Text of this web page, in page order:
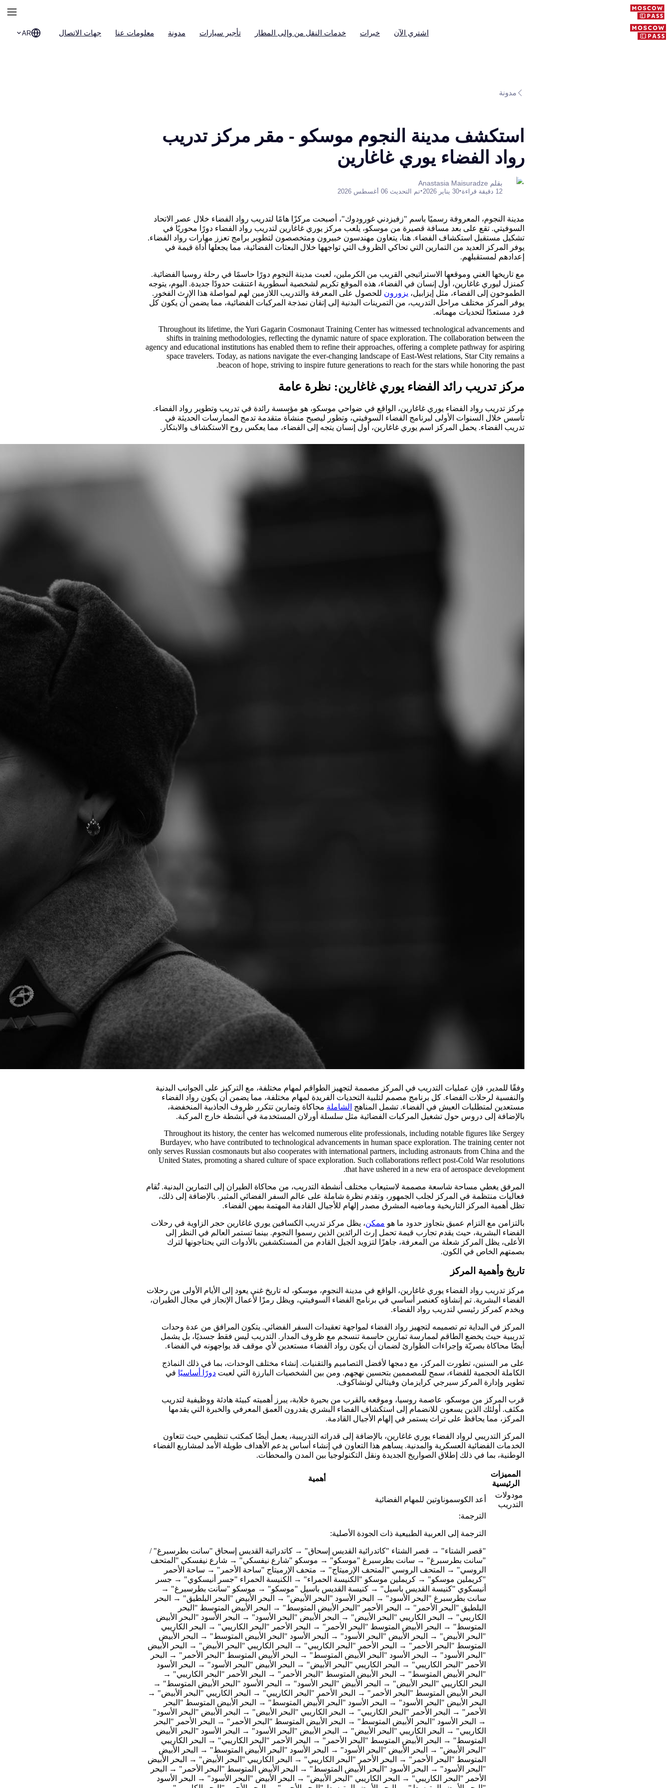
اشتري الآن خبرات خدمات النقل من وإلى المطار تأجير سيارات مدونة معلومات عنا جهات الاتصال AR
مدونة
استكشف مدينة النجوم موسكو - مقر مركز تدريب
رواد الفضاء يوري غاغارين
بقلم Anastasia Maisuradze
12 دقيقة قراءة •30 يناير 2026 •تم التحديث 06 أغسطس 2026
مدينة النجوم، المعروفة رسميًا باسم "زفيزدني غورودوك"، أصبحت مركزًا هامًا لتدريب رواد الفضاء خلال عصر الاتحاد
السوفيتي. تقع على بعد مسافة قصيرة من موسكو، يلعب مركز يوري غاغارين لتدريب رواد الفضاء دورًا محوريًا في
تشكيل مستقبل استكشاف الفضاء. هنا، يتعاون مهندسون خبيرون ومتخصصون لتطوير برامج تعزز مهارات رواد الفضاء.
يوفر المركز العديد من التمارين التي تحاكي الظروف التي تواجهها خلال البعثات الفضائية، مما يجعلها أداة قيمة في
إعدادهم لمستقبلهم.
مع تاريخها الغني وموقعها الاستراتيجي القريب من الكرملين، لعبت مدينة النجوم دورًا حاسمًا في رحلة روسيا الفضائية.
كمنزل ليوري غاغارين، أول إنسان في الفضاء، هذه الموقع تكريم لشخصية أسطورية اعتنقت حدودًا جديدة. اليوم، يتوجه
الطموحون إلى الفضاء، مثل إيزابيل، يزورون للحصول على المعرفة والتدريب اللازمين لهم لمواصلة هذا الإرث الفخور.
يوفر المركز مختلف مراحل التدريب، من التمرينات البدنية إلى إتقان نمذجة المركبات الفضائية، مما يضمن أن يكون كل
فرد مستعدًا لتحديات مهماته.
Throughout its lifetime, the Yuri Gagarin Cosmonaut Training Center has witnessed technological advancements and
shifts in training methodologies, reflecting the dynamic nature of space exploration. The collaboration between the
agency and educational institutions has enabled them to refine their approaches, offering a complete pathway for aspiring
space travelers. Today, as nations navigate the ever-changing landscape of East-West relations, Star City remains a
beacon of hope, striving to inspire future generations to reach for the stars while honoring the past.
مركز تدريب رائد الفضاء يوري غاغارين: نظرة عامة
مركز تدريب رواد الفضاء يوري غاغارين، الواقع في ضواحي موسكو، هو مؤسسة رائدة في تدريب وتطوير رواد الفضاء.
تأسس خلال السنوات الأولى لبرنامج الفضاء السوفيتي، وتطور ليصبح منشأة متقدمة تدمج الممارسات الحديثة في
تدريب الفضاء. يحمل المركز اسم يوري غاغارين، أول إنسان يتجه إلى الفضاء، مما يعكس روح الاستكشاف والابتكار.
وفقًا للمدير، فإن عمليات التدريب في المركز مصممة لتجهيز الطواقم لمهام مختلفة، مع التركيز على الجوانب البدنية
والنفسية لرحلات الفضاء. كل برنامج مصمم لتلبية التحديات الفريدة لمهام مختلفة، مما يضمن أن يكون رواد الفضاء
مستعدين لمتطلبات العيش في الفضاء. تشمل المناهج الشاملة محاكاة وتمارين تتكرر ظروف الجاذبية المنخفضة،
بالإضافة إلى دروس حول تشغيل المركبات الفضائية مثل سلسلة أورلان المستخدمة في أنشطة خارج المركبة.
Throughout its history, the center has welcomed numerous elite professionals, including notable figures like Sergey
Burdayev, who have contributed to technological advancements in human space exploration. The training center not
only serves Russian cosmonauts but also cooperates with international partners, including astronauts from China and the
United States, promoting a shared culture of space exploration. Such collaborations reflect post-Cold War resolutions
that have ushered in a new era of aerospace development.
المرفق يغطي مساحة شاسعة مصممة لاستيعاب مختلف أنشطة التدريب، من محاكاة الطيران إلى التمارين البدنية. تُقام
فعاليات منتظمة في المركز لجلب الجمهور، وتقدم نظرة شاملة على عالم السفر الفضائي المثير. بالإضافة إلى ذلك،
تظل أهمية المركز التاريخية وماضيه المشرق مصدر إلهام للأجيال القادمة المهتمة بمهن الفضاء.
بالتزامن مع التزام عميق بتجاوز حدود ما هو ممكن، يظل مركز تدريب الكسافين يوري غاغارين حجر الزاوية في رحلات
الفضاء البشرية، حيث يقدم تجارب قيمة تحمل إرث الرائدين الذين رسموا النجوم. بينما تستمر العالم في النظر إلى
الأعلى، يظل المركز شعلة من المعرفة، جاهزًا لتزويد الجيل القادم من المستكشفين بالأدوات التي يحتاجونها لترك
بصمتهم الخاص في الكون.
تاريخ وأهمية المركز
مركز تدريب رواد الفضاء يوري غاغارين، الواقع في مدينة النجوم، موسكو، له تاريخ غني يعود إلى الأيام الأولى من رحلات
الفضاء البشرية. تم إنشاؤه كعنصر أساسي في برنامج الفضاء السوفيتي، ويظل رمزًا لأعمال الإنجاز في مجال الطيران،
ويخدم كمركز رئيسي لتدريب رواد الفضاء.
المركز في البداية تم تصميمه لتجهيز رواد الفضاء لمواجهة تعقيدات السفر الفضائي. يتكون المرافق من عدة وحدات
تدريبية حيث يخضع الطاقم لممارسة تمارين حاسمة تنسجم مع ظروف المدار. التدريب ليس فقط جسديًا، بل يشمل
أيضًا محاكاة بصريّة وإجراءات الطوارئ لضمان أن يكون رواد الفضاء مستعدين لأي موقف قد يواجهونه في الفضاء.
على مر السنين، تطورت المركز، مع دمجها لأفضل التصاميم والتقنيات. إنشاء مختلف الوحدات، بما في ذلك النماذج
الكاملة الحجمية للفضاء، سمح للمصممين بتحسين نهجهم. ومن بين الشخصيات البارزة التي لعبت دورًا أساسيًا في
تطوير وإدارة المركز سيرجي كرايزمان وفيتالي لونشاكوف.
قرب المركز من موسكو، عاصمة روسيا، وموقعه بالقرب من بحيرة خلابة، يبرز أهميته كبيئة هادئة ووظيفية لتدريب
مكثف. أولئك الذين يسعون للانضمام إلى استكشاف الفضاء البشري يقدرون العمق المعرفي والخبرة التي يقدمها
المركز، مما يحافظ على تراث يستمر في إلهام الأجيال القادمة.
المركز التدريبي لرواد الفضاء يوري غاغارين، بالإضافة إلى قدراته التدريبية، يعمل أيضًا كمكتب تنظيمي حيث تتعاون
الخدمات الفضائية العسكرية والمدنية. يساهم هذا التعاون في إنشاء أساس يدعم الأهداف طويلة الأمد لمشاريع الفضاء
الوطنية، بما في ذلك إطلاق الصواريخ الجديدة ونقل التكنولوجيا بين المدن والمحطات.
المميزات
الرئيسية
أهمية
مودولات
التدريب
أعد الكوسموناوتين للمهام الفضائية
الترجمة:
الترجمة إلى العربية الطبيعية ذات الجودة الأصلية:
"قصر الشتاء" → قصر الشتاء "كاتدرائية القديس إسحاق" → كاتدرائية القديس إسحاق "سانت بطرسبرغ" /
"سانت بطرسبرغ" → سانت بطرسبرغ "موسكو" → موسكو "شارع نيفسكي" → شارع نيفسكي "المتحف
الروسي" → المتحف الروسي "المتحف الإرميتاج" → متحف الإرميتاج "ساحة الأحمر" → ساحة الأحمر
"كريملين موسكو" → كريملين موسكو "الكنيسة الحمراء" → الكنيسة الحمراء "جسر أنيسكوي" → جسر
أنيسكوي "كنيسة القديس باسيل" → كنيسة القديس باسيل "موسكو" → موسكو "سانت بطرسبرغ" →
سانت بطرسبرغ "البحر الأسود" → البحر الأسود "البحر الأبيض" → البحر الأبيض "البحر البلطيق" → البحر
البلطيق "البحر الأحمر" → البحر الأحمر "البحر الأبيض المتوسط" → البحر الأبيض المتوسط "البحر
الكاريبي" → البحر الكاريبي "البحر الأبيض" → البحر الأبيض "البحر الأسود" → البحر الأسود "البحر الأبيض
المتوسط" → البحر الأبيض المتوسط "البحر الأحمر" → البحر الأحمر "البحر الكاريبي" → البحر الكاريبي
"البحر الأبيض" → البحر الأبيض "البحر الأسود" → البحر الأسود "البحر الأبيض المتوسط" → البحر الأبيض
المتوسط "البحر الأحمر" → البحر الأحمر "البحر الكاريبي" → البحر الكاريبي "البحر الأبيض" → البحر الأبيض
"البحر الأسود" → البحر الأسود "البحر الأبيض المتوسط" → البحر الأبيض المتوسط "البحر الأحمر" → البحر
الأحمر "البحر الكاريبي" → البحر الكاريبي "البحر الأبيض" → البحر الأبيض "البحر الأسود" → البحر الأسود
"البحر الأبيض المتوسط" → البحر الأبيض المتوسط "البحر الأحمر" → البحر الأحمر "البحر الكاريبي" →
البحر الكاريبي "البحر الأبيض" → البحر الأبيض "البحر الأسود" → البحر الأسود "البحر الأبيض المتوسط" →
البحر الأبيض المتوسط "البحر الأحمر" → البحر الأحمر "البحر الكاريبي" → البحر الكاريبي "البحر الأبيض" →
البحر الأبيض "البحر الأسود" → البحر الأسود "البحر الأبيض المتوسط" → البحر الأبيض المتوسط "البحر
الأحمر" → البحر الأحمر "البحر الكاريبي" → البحر الكاريبي "البحر الأبيض" → البحر الأبيض "البحر الأسود"
→ البحر الأسود "البحر الأبيض المتوسط" → البحر الأبيض المتوسط "البحر الأحمر" → البحر الأحمر "البحر
الكاريبي" → البحر الكاريبي "البحر الأبيض" → البحر الأبيض "البحر الأسود" → البحر الأسود "البحر الأبيض
المتوسط" → البحر الأبيض المتوسط "البحر الأحمر" → البحر الأحمر "البحر الكاريبي" → البحر الكاريبي
"البحر الأبيض" → البحر الأبيض "البحر الأسود" → البحر الأسود "البحر الأبيض المتوسط" → البحر الأبيض
المتوسط "البحر الأحمر" → البحر الأحمر "البحر الكاريبي" → البحر الكاريبي "البحر الأبيض" → البحر الأبيض
"البحر الأسود" → البحر الأسود "البحر الأبيض المتوسط" → البحر الأبيض المتوسط "البحر الأحمر" → البحر
الأحمر "البحر الكاريبي" → البحر الكاريبي "البحر الأبيض" → البحر الأبيض "البحر الأسود" → البحر الأسود